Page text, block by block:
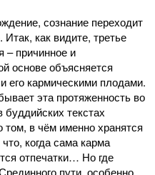
сознание переходит
Итак, как видите, третье
– причинное и
основе объясняется
его кармическими плодами.
эта протяженность во
текстах
в чём именно хранятся
когда сама карма
отпечатки… Но где
пути, особенно